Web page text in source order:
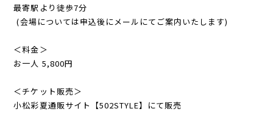
最寄駅より徒歩7分
⁡ (会場については申込後にメールにてご案内いたします)
＜料金＞
お一人 5,800円
＜チケット販売＞
小松彩夏通販サイト【502STYLE】にて販売